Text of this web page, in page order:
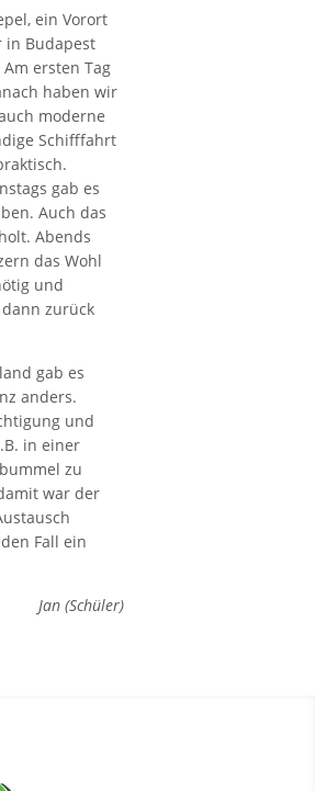
ein Vorort
in Budapest
ersten Tag
haben wir
moderne
Schifffahrt
gab es
Auch das
Abends
das Wohl
und
zurück
gab es
anders.
und
in einer
zu
war der
Fall ein
Jan (Schüler)